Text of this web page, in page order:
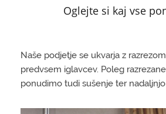
Glamping
Oglejte si kaj vse
Naše podjetje se ukvarja z
predvsem iglavcev. Poleg
ponudimo tudi sušenje ter